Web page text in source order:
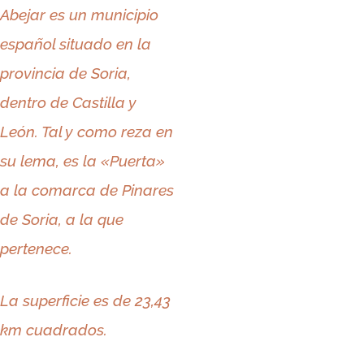
Abejar es un municipio
español situado en la
provincia de Soria,
dentro de Castilla y
León. Tal y como reza en
su lema, es la «Puerta»
a la comarca de Pinares
de Soria, a la que
pertenece.
La superficie es de 23,43
km cuadrados.